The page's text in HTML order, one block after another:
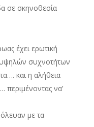
σε σκηνοθεσία
έχει ερωτική
υψηλών συχνοτήτων
και η αλήθεια
περιμένοντας να’
με τα